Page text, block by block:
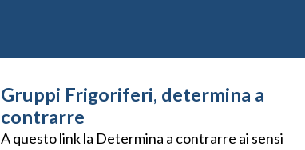
Gruppi Frigoriferi, determina a
contrarre
A questo link la Determina a contrarre ai sensi